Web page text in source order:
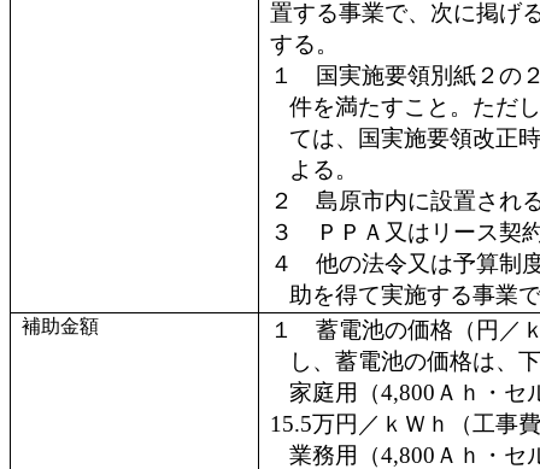
置する事業で、次に掲げ
する。
１ 国実施要領別紙２の
件を満たすこと。ただ
ては、国実施要領改正
よる。
２ 島原市内に設置され
３ ＰＰＡ又はリース契
４ 他の法令又は予算制
助を得て実施する事業
補助金額
１ 蓄電池の価格（円／
し、蓄電池の価格は、
家庭用（4,800Ａｈ・セ
15.5万円／ｋＷｈ（工事
業務用（4,800Ａｈ・セ